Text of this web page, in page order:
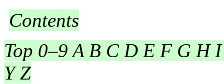
Contents
Top 0–9 A B C D E F G H
Y Z